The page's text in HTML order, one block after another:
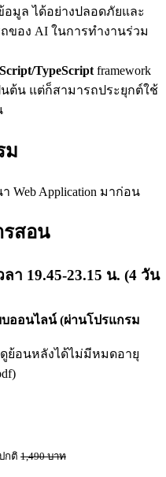
อมูล ได้อย่างปลอดภัยและ
ของ AI ในการทำงานร่วม
TypeScript framework
นต้น แต่ก็สามารถประยุกต์ใช้
ม
Application มาก่อน
รสอน
า 19.45-23.15 น. (4 วัน
ออนไลน์ (ผ่านโปรแกรม
ย้อนหลังได้ไม่มีหมดอายุ
กติ 1,490บาท